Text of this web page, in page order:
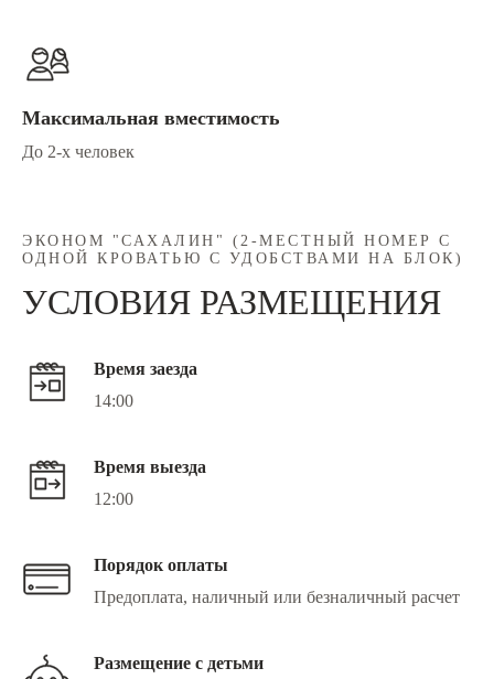
Максимальная вместимость
До 2-х человек
ЭКОНОМ "САХАЛИН" (2-МЕСТНЫЙ НОМЕР С
ОДНОЙ КРОВАТЬЮ С УДОБСТВАМИ НА БЛОК)
УСЛОВИЯ РАЗМЕЩЕНИЯ
Время заезда
14:00
Время выезда
12:00
Порядок оплаты
Предоплата, наличный или безналичный расчет
Размещение с детьми